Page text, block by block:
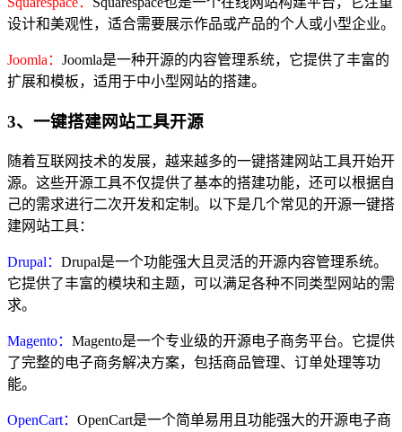
设计和美观性，适合需要展示作品或产品的个人或小型企业。
Joomla： Joomla是一种开源的内容管理系统，它提供了丰富的
扩展和模板，适用于中小型网站的搭建。
3、一键搭建网站工具开源
随着互联网技术的发展，越来越多的一键搭建网站工具开始开
源。这些开源工具不仅提供了基本的搭建功能，还可以根据自
己的需求进行二次开发和定制。以下是几个常见的开源一键搭
建网站工具：
Drupal： Drupal是一个功能强大且灵活的开源内容管理系统。
它提供了丰富的模块和主题，可以满足各种不同类型网站的需
求。
Magento： Magento是一个专业级的开源电子商务平台。它提供
了完整的电子商务解决方案，包括商品管理、订单处理等功
能。
OpenCart： OpenCart是一个简单易用且功能强大的开源电子商